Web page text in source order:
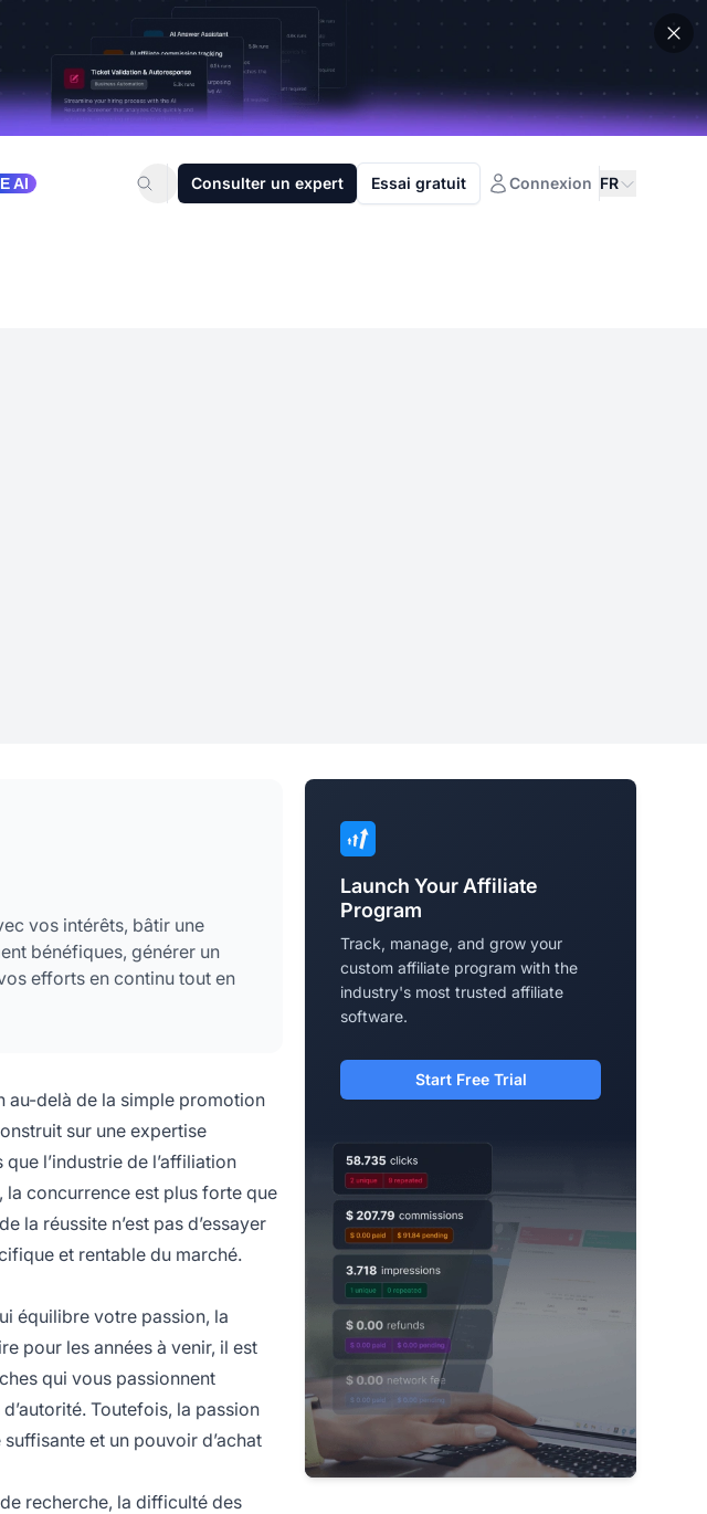
AI Consulter un expert Essai gratuit Connexion FR
vos intérêts, bâtir une
bénéfiques, générer un
efforts en continu tout en
au-delà de la simple promotion
sur une expertise
l’industrie de l’affiliation
la concurrence est plus forte que
la réussite n’est pas d’essayer
et rentable du marché.
équilibre votre passion, la
pour les années à venir, il est
qui vous passionnent
Toutefois, la passion
et un pouvoir d’achat
recherche, la difficulté des
Launch Your Affiliate
Program
Track, manage, and grow your
custom affiliate program with the
industry's most trusted affiliate
software.
Start Free Trial